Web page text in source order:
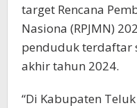
target Rencana
Nasiona (RPJMN)
penduduk terdaftar
akhir tahun 2024.
“Di Kabupaten